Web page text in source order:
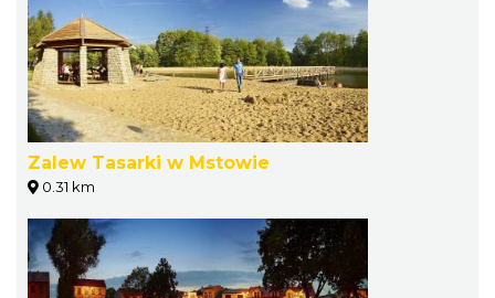
Zalew Tasarki w Mstowie
0.31 km